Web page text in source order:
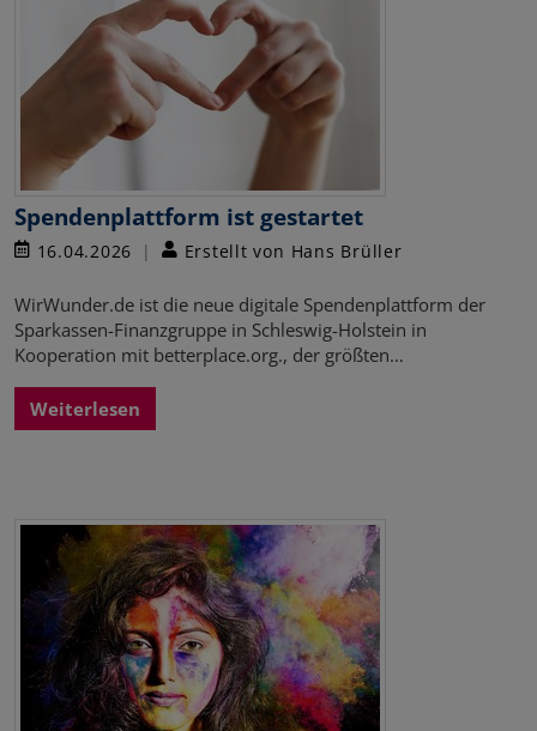
Spendenplattform ist gestartet
16.04.2026 Erstellt von Hans Brüller
WirWunder.de ist die neue digitale Spendenplattform der
Sparkassen-Finanzgruppe in Schleswig-Holstein in
Kooperation mit betterplace.org., der größten…
Weiterlesen